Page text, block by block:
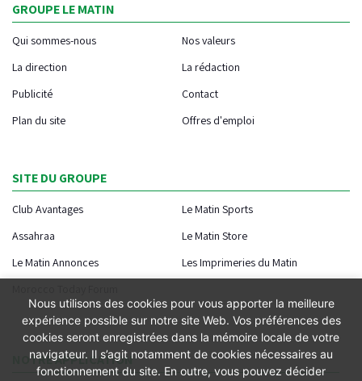
GROUPE LE MATIN
Qui sommes-nous
Nos valeurs
La direction
La rédaction
Publicité
Contact
Plan du site
Offres d'emploi
SITE DU GROUPE
Club Avantages
Le Matin Sports
Assahraa
Le Matin Store
Le Matin Annonces
Les Imprimeries du Matin
NOTRE APPLICATION
Nous utilisons des cookies pour vous apporter la meilleure
expérience possible sur notre site Web. Vos préférences des
cookies seront enregistrées dans la mémoire locale de votre
navigateur. Il s’agit notamment de cookies nécessaires au
fonctionnement du site. En outre, vous pouvez décider